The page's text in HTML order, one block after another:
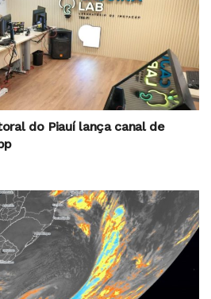
do Piauí lança canal de